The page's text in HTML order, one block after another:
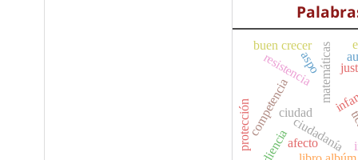
ciudad
ciudadanía
competencia
matemáticas
resistencia
afecto
aspo
buen crecer
protección